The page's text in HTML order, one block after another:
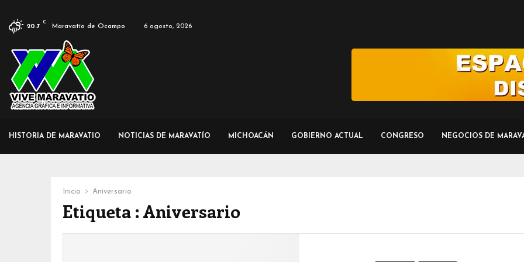
20.7
C
Maravatío de Ocampo 6 agosto, 2026
HISTORIA DE MARAVATIO NOTICIAS DE MARAVATÍO MICHOACÁN GOBIERNO ACTUAL CONGRESO NEGOCIOS DE
Inicio Aniversario
Etiqueta : Aniversario